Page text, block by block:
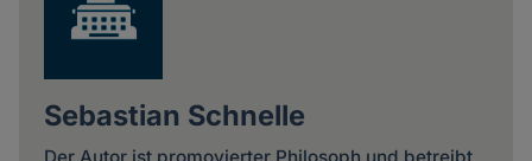
Sebastian Schnelle
Der Autor ist promovierter Philosoph und betreibt